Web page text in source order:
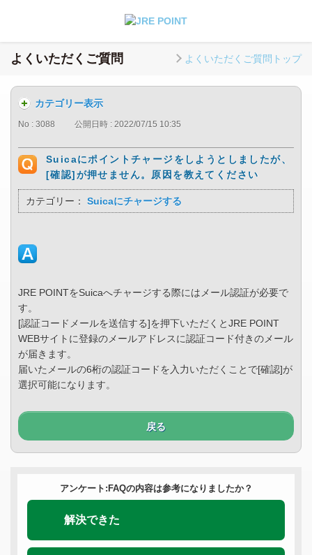
よくいただくご質問 よくいただくご質問トップ
カテゴリー表示
No : 3088 公開日時 : 2022/07/15 10:35
Suicaにポイントチャージをしようとしましたが、
[確認]が押せません。原因を教えてください
カテゴリー： Suicaにチャージする
JRE POINTをSuicaへチャージする際にはメール認証が必要で
す。
[認証コードメールを送信する]を押下いただくとJRE POINT
WEBサイトに登録のメールアドレスに認証コード付きのメール
が届きます。
届いたメールの6桁の認証コードを入力いただくことで[確認]が
選択可能になります。
戻る
アンケート:FAQの内容は参考になりましたか？
解決できた